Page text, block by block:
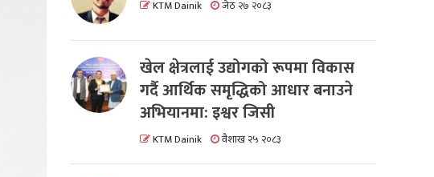
KTM Dainik जेठ २७ २०८३
खेल क्षेत्रलाई उद्योगको रूपमा विकास
गर्दै आर्थिक समृद्धिको आधार बनाउने
अभियानमा: इश्वर जिसी
KTM Dainik वैशाख २५ २०८३